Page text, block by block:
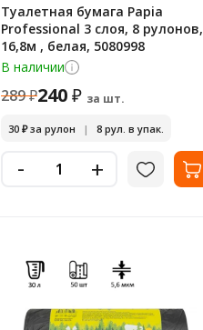
Туалетная бумага Papia
Professional 3 слоя, 8 рулонов,
16,8м , белая, 5080998
В наличии
289₽240₽ за шт.
30 ₽за рулон | 8 рул. в упак.
- +